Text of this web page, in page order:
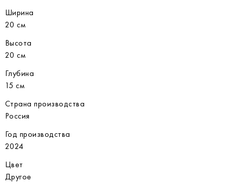
Ширина
20 см
Высота
20 см
Глубина
15 см
Страна производства
Россия
Год производства
2024
Цвет
Другое